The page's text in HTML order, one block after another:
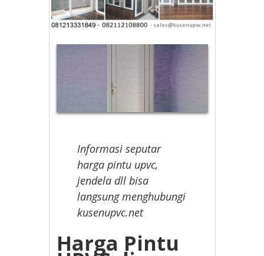
Informasi seputar
harga pintu upvc,
jendela dll bisa
langsung menghubungi
kusenupvc.net
Harga Pintu